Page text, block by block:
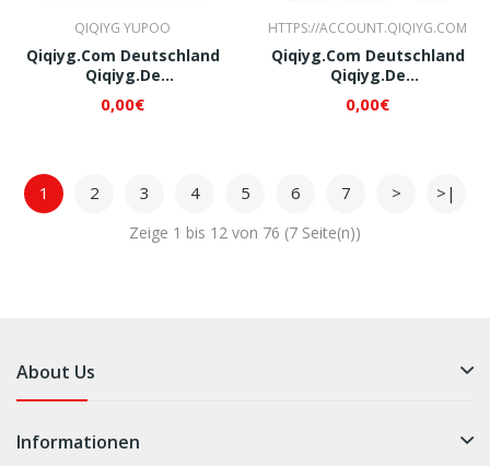
QIQIYG YUPOO
Qiqiyg.com Deutschland
Qiqiyg.de
QI098
0,00€
HTTPS://ACCOUNT.QIQIYG.COM
Qiqiyg.com Deutschland
Qiqiyg.de
QI114
0,00€
1 2 3 4 5 6 7 > >|
Zeige 1 bis 12 von 76 (7 Seite(n))
About Us
Informationen